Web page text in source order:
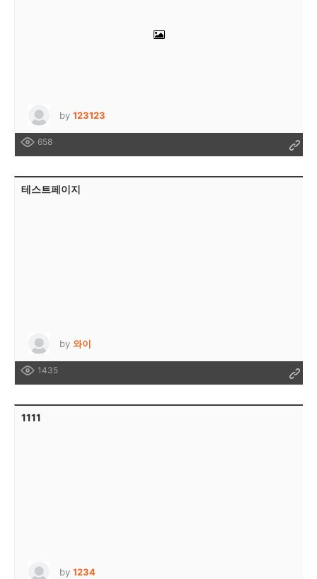
by 123123
658
테스트페이지
by 와이
1435
1111
by 1234